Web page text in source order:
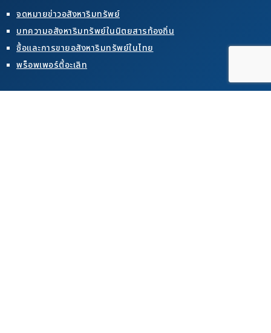
จดหมายข่าวอสังหาริมทรัพย์
บทความอสังหาริมทรัพย์ในนิตยสารท้องถิ่น
ซื้อและการขายอสังหาริมทรัพย์ในไทย
พร็อพเพอร์ตี้อะเลิท